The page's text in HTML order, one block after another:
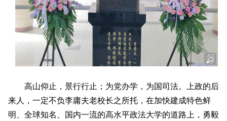
高山仰止，景行行止；为党办学，为国司法。上政的后
来人，一定不负李庸夫老校长之所托，在加快建成特色鲜
明、全球知名、国内一流的高水平政法大学的道路上，勇毅